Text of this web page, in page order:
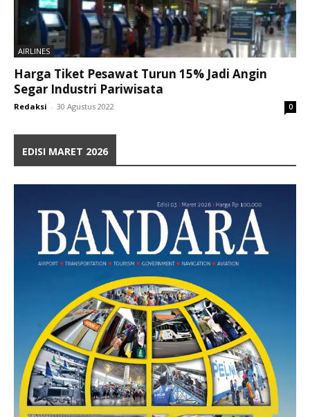
AIRLINES
Harga Tiket Pesawat Turun 15% Jadi Angin
Segar Industri Pariwisata
Redaksi - 30 Agustus 2022 0
EDISI MARET 2026